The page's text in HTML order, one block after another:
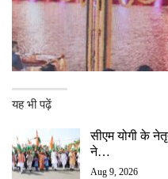
यह भी पढ़ें
सीएम योगी के
ने…
Aug 9, 2026